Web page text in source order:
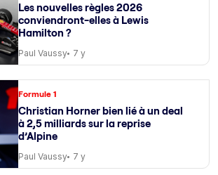
Les nouvelles règles 2026
conviendront-elles à Lewis
Hamilton ?
Paul Vaussy 7 y
Formule 1
Christian Horner bien lié à un deal
à 2,5 milliards sur la reprise
d’Alpine
Paul Vaussy 7 y